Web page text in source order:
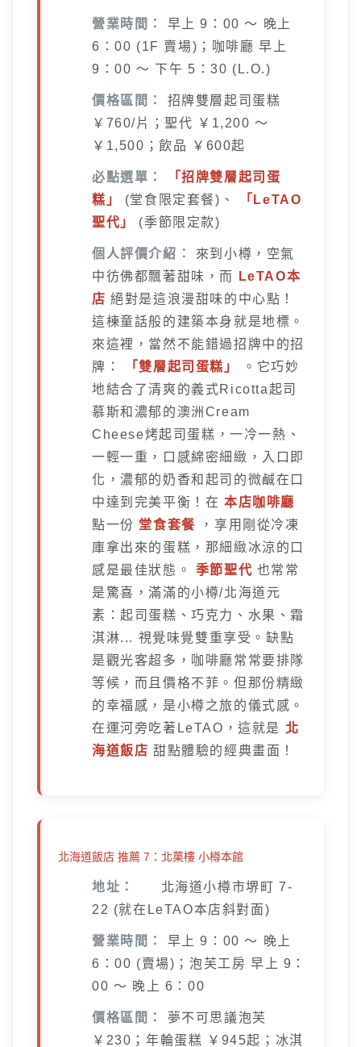
營業時間：
早上 9：00 ～ 晚上
6：00 (1F 賣場)；咖啡廳 早上
9：00 ～ 下午 5：30 (L.O.)
價格區間：
招牌雙層起司蛋糕
￥760/片；聖代 ￥1,200 ～
￥1,500；飲品 ￥600起
必點選單：
「招牌雙層起司蛋
糕」
(堂食限定套餐)、
「LeTAO
聖代」
(季節限定款)
個人評價介紹：
來到小樽，空氣
中彷佛都飄著甜味，而
LeTAO本
店 絕對是這浪漫甜味的中心點！
這棟童話般的建築本身就是地標。
來這裡，當然不能錯過招牌中的招
牌：
「雙層起司蛋糕」
。它巧妙
地結合了清爽的義式Ricotta起司
慕斯和濃郁的澳洲Cream
Cheese烤起司蛋糕，一冷一熱、
一輕一重，口感綿密細緻，入口即
化，濃郁的奶香和起司的微鹹在口
中達到完美平衡！在本店咖啡廳
點一份 堂食套餐 ，享用剛從冷凍
庫拿出來的蛋糕，那細緻冰涼的口
感是最佳狀態。 季節聖代 也常常
是驚喜，滿滿的小樽/北海道元
素：起司蛋糕、巧克力、水果、霜
淇淋... 視覺味覺雙重享受。缺點
是觀光客超多，咖啡廳常常要排隊
等候，而且價格不菲。但那份精緻
的幸福感，是小樽之旅的儀式感。
在運河旁吃著LeTAO，這就是 北
海道飯店 甜點體驗的經典畫面！
北海道飯店 推薦 7：北菓樓 小樽本館
地址：
北海道小樽市堺町 7-
22 (就在LeTAO本店斜對面)
營業時間：
早上 9：00 ～ 晚上
6：00 (賣場)；泡芙工房 早上 9：
00 ～ 晚上 6：00
價格區間：
夢不可思議泡芙
￥230；年輪蛋糕 ￥945起；冰淇